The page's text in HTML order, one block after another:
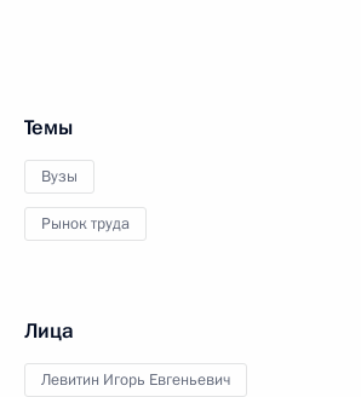
Темы
Вузы
Рынок труда
Лица
Левитин Игорь Евгеньевич